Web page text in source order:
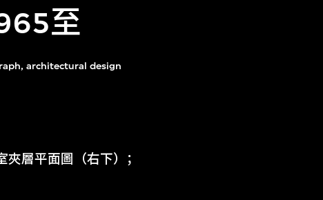
至
architectural design
層平面圖（右下）；